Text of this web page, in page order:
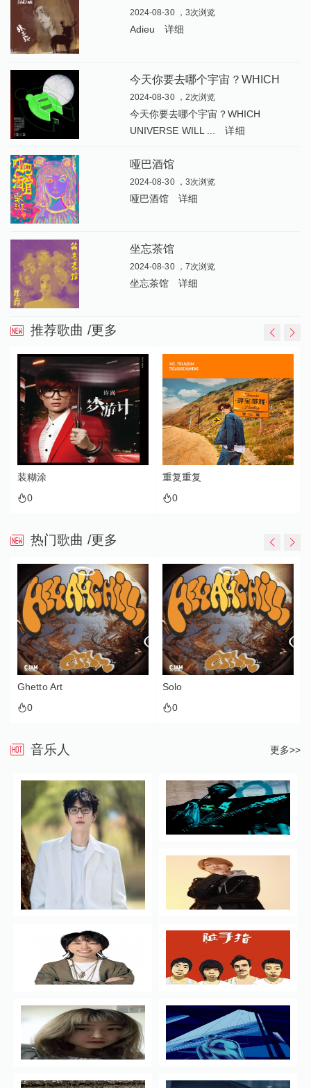
2024-08-30 ，3次浏览
Adieu 详细
2024-08-30 ，2次浏览
今天你要去哪个宇宙？WHICH
UNIVERSE WILL ...
详细
哑巴酒馆
2024-08-30 ，3次浏览
哑巴酒馆 详细
坐忘茶馆
2024-08-30 ，7次浏览
坐忘茶馆 详细
推荐歌曲 /更多
装糊涂
0
重复重复
0
热门歌曲 /更多
Ghetto Art
0
Solo
0
音乐人 更多>>